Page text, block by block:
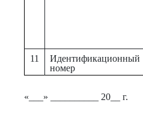
11
Идентификационный
номер
«___» __________ 20__ г.